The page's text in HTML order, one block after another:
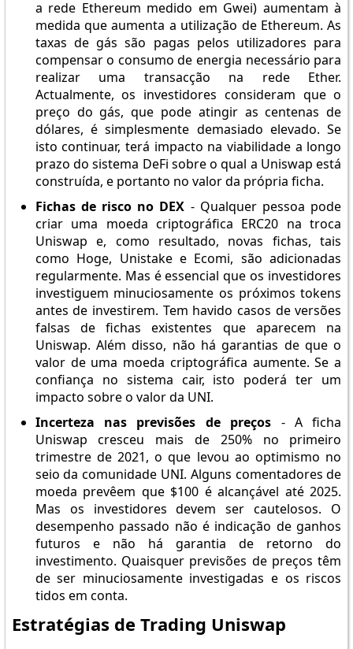
a rede Ethereum medido em Gwei) aumentam à
medida que aumenta a utilização de Ethereum. As
taxas de gás são pagas pelos utilizadores para
compensar o consumo de energia necessário para
realizar uma transacção na rede Ether.
Actualmente, os investidores consideram que o
preço do gás, que pode atingir as centenas de
dólares, é simplesmente demasiado elevado. Se
isto continuar, terá impacto na viabilidade a longo
prazo do sistema DeFi sobre o qual a Uniswap está
construída, e portanto no valor da própria ficha.
Fichas de risco no DEX - Qualquer pessoa pode
criar uma moeda criptográfica ERC20 na troca
Uniswap e, como resultado, novas fichas, tais
como Hoge, Unistake e Ecomi, são adicionadas
regularmente. Mas é essencial que os investidores
investiguem minuciosamente os próximos tokens
antes de investirem. Tem havido casos de versões
falsas de fichas existentes que aparecem na
Uniswap. Além disso, não há garantias de que o
valor de uma moeda criptográfica aumente. Se a
confiança no sistema cair, isto poderá ter um
impacto sobre o valor da UNI.
Incerteza nas previsões de preços - A ficha
Uniswap cresceu mais de 250% no primeiro
trimestre de 2021, o que levou ao optimismo no
seio da comunidade UNI. Alguns comentadores de
moeda prevêem que $100 é alcançável até 2025.
Mas os investidores devem ser cautelosos. O
desempenho passado não é indicação de ganhos
futuros e não há garantia de retorno do
investimento. Quaisquer previsões de preços têm
de ser minuciosamente investigadas e os riscos
tidos em conta.
Estratégias de Trading Uniswap